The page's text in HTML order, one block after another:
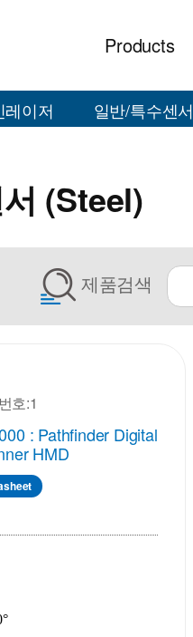
Products
레이저 일반/특수센서
(Steel)
제품검색
호:1
: Pathfinder Digital
HMD